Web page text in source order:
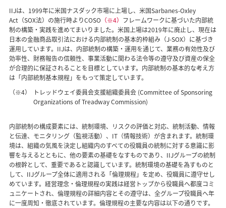
IIJは、1999年に米国ナスダック市場に上場し、米国Sarbanes-Oxley
Act（SOX法）の施行時よりCOSO （※4） フレームワークに基づいた内部統
制の構築・実践を進めてまいりました。米国上場は2019年に廃止し、現在は
日本の金融商品取引法における内部統制の基本的枠組み（J-SOX）に基づき
運用しています。IIJは、内部統制の構築・運用を通じて、業務の有効性及び
効率性、財務報告の信頼性、事業活動に関わる法令等の遵守及び資産の保全
が合理的に保証されることを目標としています。内部統制の基本的な考え方
は「内部統制基本規程」をもって策定しています。
（※4）
トレッドウェイ委員会支援組織委員会 (Committee of Sponsoring
Organizations of Treadway Commission)
内部統制の構成要素には、統制環境、リスクの評価と対応、統制活動、情報
と伝達、モニタリング（監視活動）、IT（情報技術）が含まれます。統制環
境は、組織の気風を決定し組織内のすべての役職員の統制に対する意識に影
響を与えるとともに、他の要素の基礎をなすものであり、IIJグループの統制
の根幹として、重要であると認識しています。統制環境の基礎を為すものと
して、IIJグループ全体に適用される「倫理規程」を定め、役職員に遵守せし
めています。経営理念・倫理規程の実践は経営トップから役職員へ都度コミ
ュニケートされ、倫理規程の詳細内容とその遵守は、全グループ役職員へ年
に一度周知・徹底されています。倫理規程の主要な内容は以下の通りです。